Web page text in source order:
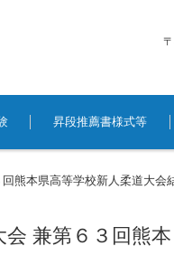
昇段推薦書様式等
熊本県高等学校新人柔道大会
兼第６３回熊本